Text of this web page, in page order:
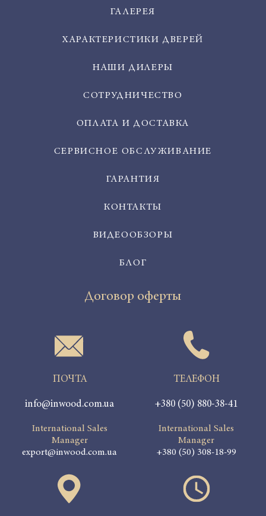
ГАЛЕРЕЯ
ХАРАКТЕРИСТИКИ ДВЕРЕЙ
НАШИ ДИЛЕРЫ
СОТРУДНИЧЕСТВО
ОПЛАТА И ДОСТАВКА
СЕРВИСНОЕ ОБСЛУЖИВАНИЕ
ГАРАНТИЯ
КОНТАКТЫ
ВИДЕООБЗОРЫ
БЛОГ
Договор оферты
ПОЧТА
info@inwood.com.ua
International Sales
Manager
export@inwood.com.ua
ТЕЛЕФОН
+380 (50) 880-38-41
International Sales
Manager
+380 (50) 308-18-99